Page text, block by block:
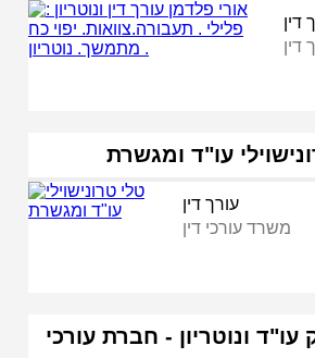
דין
דין
עו"ד ומגשרת
עורך דין
משרד עורכי דין